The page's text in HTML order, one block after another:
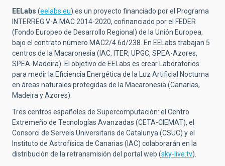
EELabs (eelabs.eu) es un proyecto financiado por el Programa
INTERREG V-A MAC 2014-2020, cofinanciado por el FEDER
(Fondo Europeo de Desarrollo Regional) de la Unión Europea,
bajo el contrato número MAC2/4.6d/238. En EELabs trabajan 5
centros de la Macaronesia (IAC, ITER, UPGC, SPEA-Azores,
SPEA-Madeira). El objetivo de EELabs es crear Laboratorios
para medir la Eficiencia Energética de la Luz Artificial Nocturna
en áreas naturales protegidas de la Macaronesia (Canarias,
Madeira y Azores).
Tres centros españoles de Supercomputación: el Centro
Extremeño de Tecnologías Avanzadas (CETA-CIEMAT), el
Consorci de Serveis Universitaris de Catalunya (CSUC) y el
Instituto de Astrofísica de Canarias (IAC) colaborarán en la
distribución de la retransmisión del portal web (sky-live.tv).